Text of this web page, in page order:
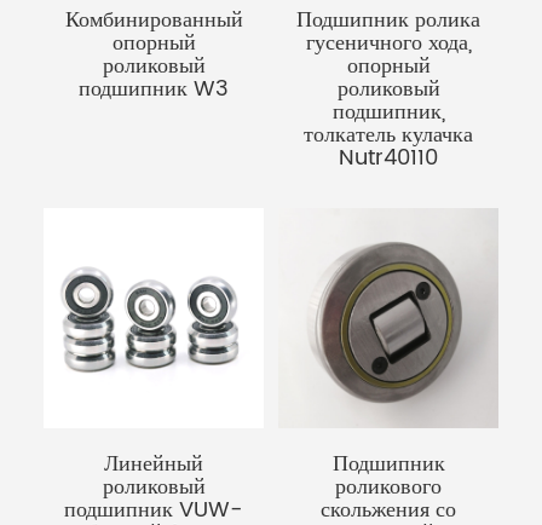
Комбинированный
опорный
роликовый
подшипник W3
Подшипник ролика
гусеничного хода,
опорный
роликовый
подшипник,
толкатель кулачка
Nutr40110
Линейный
роликовый
подшипник VUW-
Подшипник
роликового
скольжения со